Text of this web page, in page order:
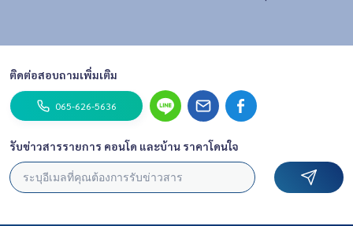
ติดต่อสอบถามเพิ่มเติม
065-626-5636
รับข่าวสารรายการ คอนโด และบ้าน ราคาโดนใจ